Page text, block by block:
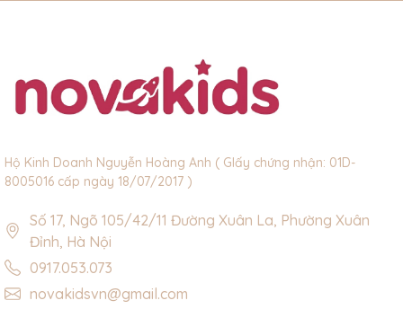
Hộ Kinh Doanh Nguyễn Hoàng Anh ( GIấy chứng nhận: 01D-
8005016 cấp ngày 18/07/2017 )
Số 17, Ngõ 105/42/11 Đường Xuân La, Phường Xuân
Đỉnh, Hà Nội
0917.053.073
novakidsvn@gmail.com